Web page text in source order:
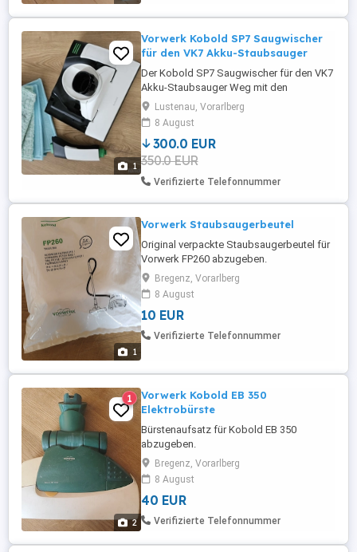
1
Vorwerk Kobold SP7 Saugwischer
für den VK7 Akku-Staubsauger
Der Kobold SP7 Saugwischer für den VK7
Akku-Staubsauger Weg mit den
Schmutzlappen! Jetzt heißt es Turbo-
Saugen und Wischen in einem Schritt!
Dein Aufsatz für kabelloses Saugwischen
Für eine schnelle und streifenfreie
Hartboden-Reinigung Spart 50 % der
üblichen Reinigungszeit Mehr Power beim
Saugwischen ...
Lustenau, Vorarlberg
8 August
300.0 EUR
350.0 EUR
Verifizierte Telefonnummer
1
Vorwerk Staubsaugerbeutel
Original verpackte Staubsaugerbeutel für
Vorwerk FP260 abzugeben.
Bregenz, Vorarlberg
8 August
10 EUR
Verifizierte Telefonnummer
2
1
Vorwerk Kobold EB 350
Elektrobürste
Bürstenaufsatz für Kobold EB 350
abzugeben.
Bregenz, Vorarlberg
8 August
40 EUR
Verifizierte Telefonnummer